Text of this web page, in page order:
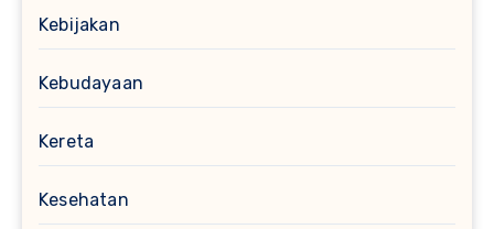
Kebijakan
Kebudayaan
Kereta
Kesehatan